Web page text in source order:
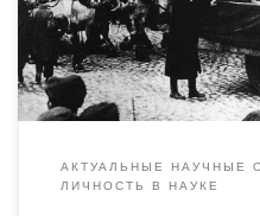
создания грандиозной
отличается от
проектирования и до сих
АКТУАЛЬНЫЕ НАУЧНЫЕ
ЛИЧНОСТЬ В НАУКЕ